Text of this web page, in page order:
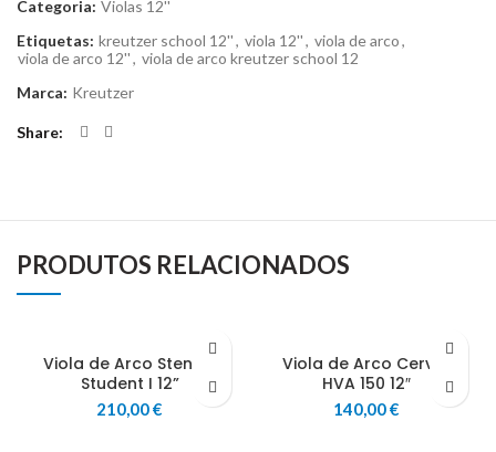
Categoria: Violas 12''
Etiquetas: kreutzer school 12'', viola 12'', viola de arco,
viola de arco 12'', viola de arco kreutzer school 12
Marca: Kreutzer
Share
PRODUTOS RELACIONADOS
Viola de Arco Stentor
Student I 12”
210,00€
Viola de Arco Cervini
HVA 150 12″
140,00€